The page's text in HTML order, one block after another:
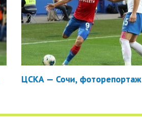
ЦСКА — Сочи, фоторепортаж